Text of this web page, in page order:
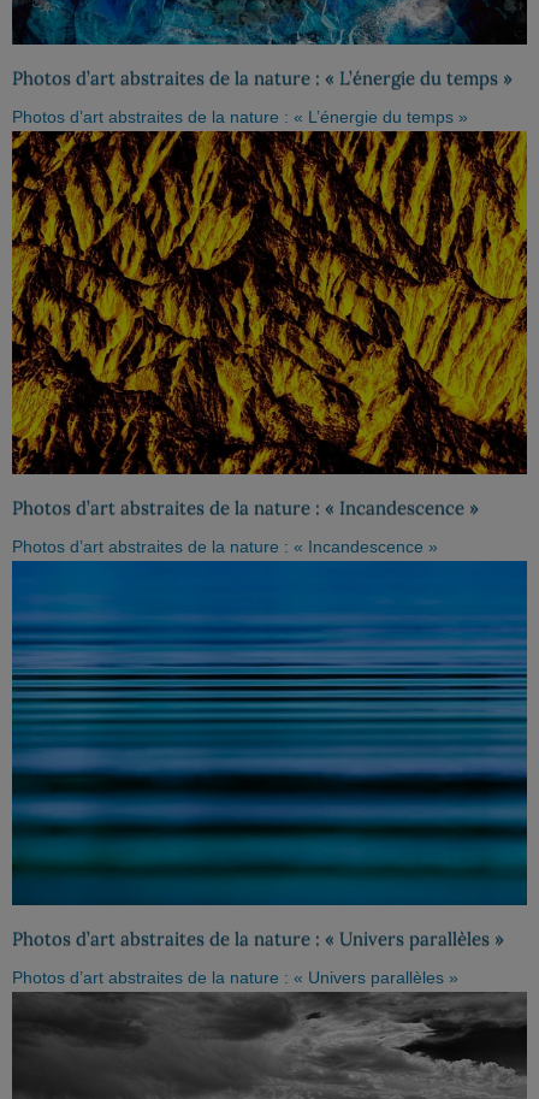
Photos d’art abstraites de la nature : « L’énergie du temps »
Photos d’art abstraites de la nature : « L’énergie du temps »
Photos d’art abstraites de la nature : « Incandescence »
Photos d’art abstraites de la nature : « Incandescence »
Photos d’art abstraites de la nature : « Univers parallèles »
Photos d’art abstraites de la nature : « Univers parallèles »